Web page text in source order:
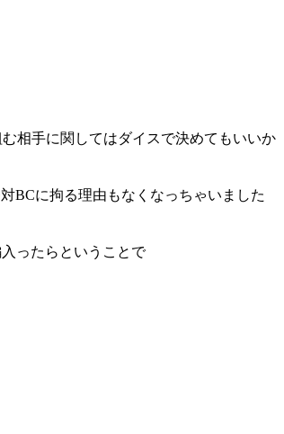
で決めてもいいか
くなっちゃいました
いうことで